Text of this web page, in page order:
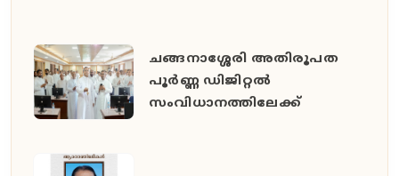
ചങ്ങനാശ്ശേരി അതിരൂപത
പൂർണ്ണ ഡിജിറ്റൽ
സംവിധാനത്തിലേക്ക്